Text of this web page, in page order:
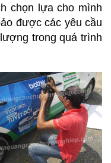
chọn lựa cho mình
được các yêu cầu
trong quá trình